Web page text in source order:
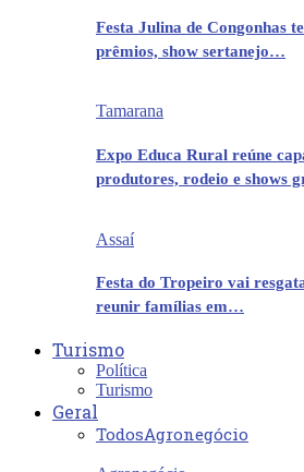
Festa Julina de Congonhas
prêmios, show sertanejo…
Tamarana
Expo Educa Rural reúne
produtores, rodeio e shows
Assaí
Festa do Tropeiro vai
reunir famílias em…
Turismo
Política
Turismo
Geral
TodosAgronegócio